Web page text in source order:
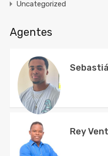
Uncategorized
Agentes
Rey